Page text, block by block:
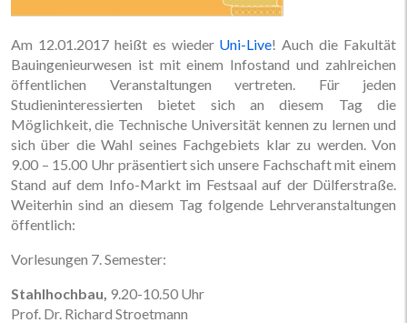
Am 12.01.2017 heißt es wieder Uni-Live! Auch die Fakultät
Bauingenieurwesen ist mit einem Infostand und zahlreichen
öffentlichen Veranstaltungen vertreten. Für jeden
Studieninteressierten bietet sich an diesem Tag die
Möglichkeit, die Technische Universität kennen zu lernen und
sich über die Wahl seines Fachgebiets klar zu werden. Von
9.00 – 15.00 Uhr präsentiert sich unsere Fachschaft mit einem
Stand auf dem Info-Markt im Festsaal auf der Dülferstraße.
Weiterhin sind an diesem Tag folgende Lehrveranstaltungen
öffentlich:
Vorlesungen 7. Semester:
Stahlhochbau, 9.20-10.50 Uhr
Prof. Dr. Richard Stroetmann